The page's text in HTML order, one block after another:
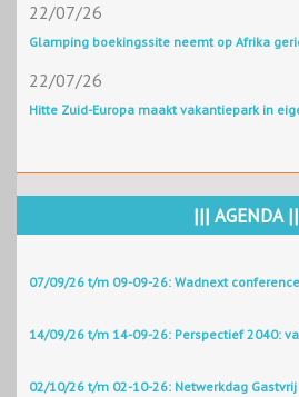
22/07/26
Glamping boekingssite neemt op Afrika
22/07/26
Hitte Zuid-Europa maakt vakantiepark in
||| AGENDA
07/09/26 t/m 09-09-26: Wadnext conference
14/09/26 t/m 14-09-26: Perspectief 2040:
02/10/26 t/m 02-10-26: Netwerkdag